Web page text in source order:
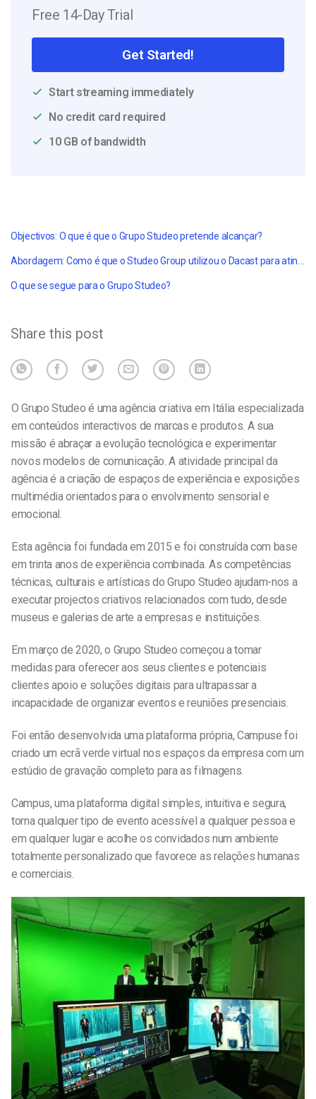
Free 14-Day Trial
Get Started!
Start streaming immediately
No credit card required
10 GB of bandwidth
Objectivos: O que é que o Grupo Studeo pretende alcançar?
Abordagem: Como é que o Studeo Group utilizou o Dacast para atingir os seus objectivos?
O que se segue para o Grupo Studeo?
Share this post
O Grupo Studeo é uma agência criativa em Itália especializada
em conteúdos interactivos de marcas e produtos. A sua
missão é abraçar a evolução tecnológica e experimentar
novos modelos de comunicação. A atividade principal da
agência é a criação de espaços de experiência e exposições
multimédia orientados para o envolvimento sensorial e
emocional.
Esta agência foi fundada em 2015 e foi construída com base
em trinta anos de experiência combinada. As competências
técnicas, culturais e artísticas do Grupo Studeo ajudam-nos a
executar projectos criativos relacionados com tudo, desde
museus e galerias de arte a empresas e instituições.
Em março de 2020, o Grupo Studeo começou a tomar
medidas para oferecer aos seus clientes e potenciais
clientes apoio e soluções digitais para ultrapassar a
incapacidade de organizar eventos e reuniões presenciais.
Foi então desenvolvida uma plataforma própria, Campuse foi
criado um ecrã verde virtual nos espaços da empresa com um
estúdio de gravação completo para as filmagens.
Campus, uma plataforma digital simples, intuitiva e segura,
torna qualquer tipo de evento acessível a qualquer pessoa e
em qualquer lugar e acolhe os convidados num ambiente
totalmente personalizado que favorece as relações humanas
e comerciais.